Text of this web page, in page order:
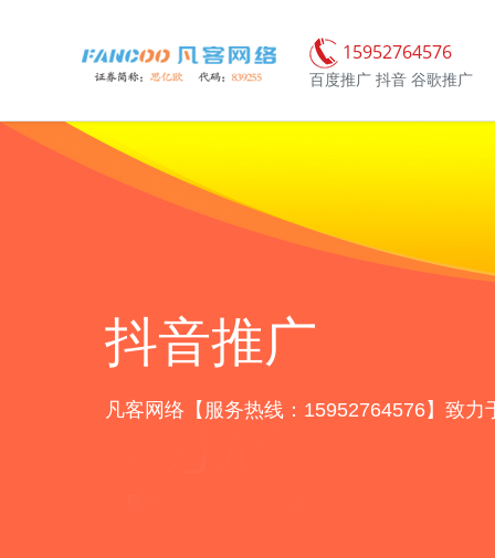
15952764576
百度推广 抖音 谷歌推广
抖音推广
凡客网络【服务热线：15952764576】致